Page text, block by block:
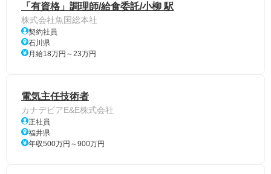
「有資格」調理師/給食委託/小柳 駅
株式会社魚国総本社
契約社員
石川県
月給18万円～23万円
電気主任技術者
カナデビアE&E株式会社
正社員
福井県
年収500万円～900万円